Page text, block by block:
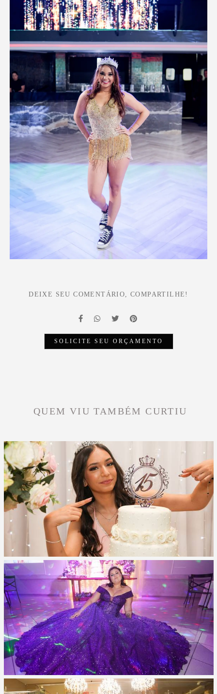
DEIXE SEU COMENTÁRIO, COMPARTILHE!
SOLICITE SEU ORÇAMENTO
QUEM VIU TAMBÉM CURTIU